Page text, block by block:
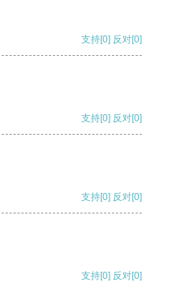
支持[0] 反对[0]
支持[0] 反对[0]
支持[0] 反对[0]
支持[0] 反对[0]